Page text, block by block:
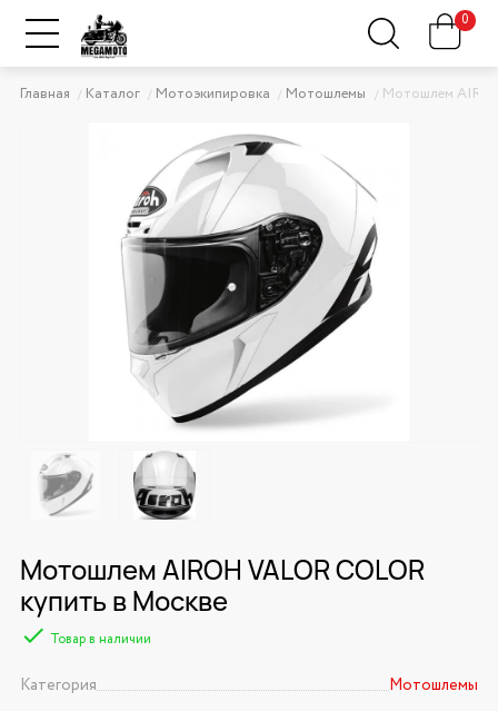
0
Главная Каталог Мотоэкипировка Мотошлемы Мотошлем
Мотошлем AIROH VALOR COLOR
купить в Москве
Товар в наличии
Категория
Мотошлемы